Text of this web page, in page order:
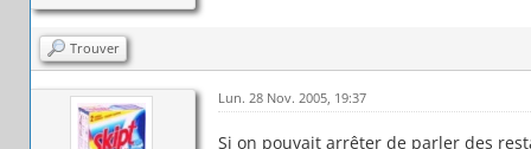
Trouver
Lun. 28 Nov. 2005, 19:37
Si on pouvait arrêter de parler des